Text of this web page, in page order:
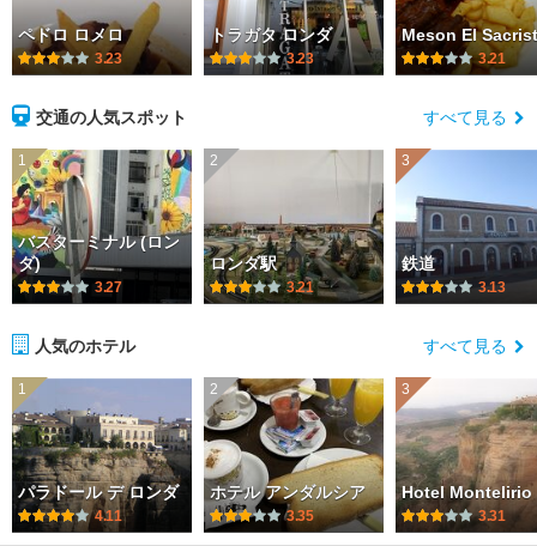
ペドロ ロメロ
3.23
トラガタ ロンダ
3.23
Meson El
3.21
交通の人気スポット すべて見る
1
バスターミナル (ロン
ダ)
3.27
2
ロンダ駅
3.21
3
鉄道
3.13
人気のホテル すべて見る
1
パラドール デ ロンダ
4.11
2
ホテル アンダルシア
3.35
3
Hotel Montelirio
3.31